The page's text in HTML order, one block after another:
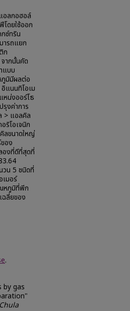
อลกอฮอล์
ดยใช้ออก
ซ์ทริน
ารถแยก
ก
ากนั้นคัด
แบบ
มิมีผลต่อ
แนนทิโอเม
หน่งออร์โธ
งค่าการ
> แอลคิล
ริโอเจนิก
ลขนาดใหญ่
อง
องที่ดีที่สุดที่
วน 5 ชนิดที่
มอร์
หภูมิที่พีก
ฉลี่ยของ
.
by gas